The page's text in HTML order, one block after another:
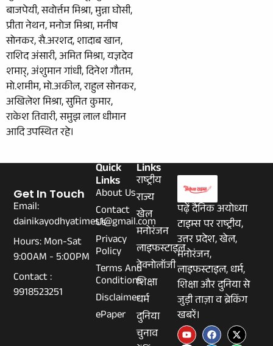
बाजपेयी, सवोर्त्तम मिश्रा, मुन्ना घोसी,
प्रीता नेथन, मनोज मिश्रा, मनीष
सोनकर, सै.अरशद, शादाब खान,
राशिद अंसारी, अमित मिश्रा, यज्ञदेव
शमार्, अंशुमान गांधी, दिनेश गौतम,
मो.शमीम, मो.अकील, राहुल सोनकर,
अखिलेश मिश्रा, सुमित कुमार,
राकेश तिवारी, समुझ लाल धीमान
आदि उपस्थित रहे।
पढ़ें दैनिक अयोध्या
टाइम्स पर राष्ट्रीय,
उत्तर प्रदेश, खेल,
मनोरंजन,
लाइफस्टाइल, धर्म,
शिक्षा और दुनिया से
जुड़ी ताज़ा व ब्रेकिंग
खबरें।
Links
राष्ट्रीय
राज्य
खेल
मनोरंजन
लाइफस्टाइल
टेक्नोलॉजी
शिक्षा
धर्म
दुनिया
चुनाव
Quick
Links
About Us
Contact
Us
Privacy
Policy
Terms And
Conditions
Disclaimer
ePaper
Get In Touch
Email:
dainikayodhyatimes1@gmail.com
Hours: Mon-Sat
9:00AM - 5:00PM
Contact :
9918523251